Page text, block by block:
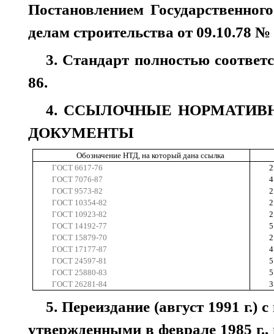
Постановлением
делам строительства от 09.10.78 №
3. Стандарт полностью
86.
4. ССЫЛОЧНЫЕ
ДОКУМЕНТЫ
Обозначение НТД, на который дана ссылка
ГОСТ 6617-76
ГОСТ 7076-87
ГОСТ 9573-82
ГОСТ 10354-82
ГОСТ 10923-82
ГОСТ 14192-77
ГОСТ 15879-70
ГОСТ 17177-87
ГОСТ 24597-81
ГОСТ 25880-83
ГОСТ 26281-84
5. Переиздание (август 1991 г.)
утвержденными в феврале 1985